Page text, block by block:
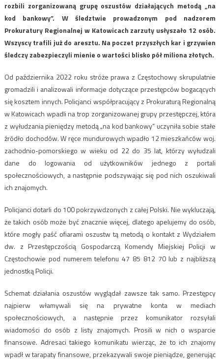
rozbili zorganizowaną grupę oszustów działających metodą „na
kod bankowy”. W śledztwie prowadzonym pod nadzorem
Prokuratury Regionalnej w Katowicach zarzuty usłyszało 12 osób.
Wszyscy trafili już do aresztu. Na poczet przyszłych kar i grzywien
śledczy zabezpieczyli mienie o wartości blisko pół miliona złotych.
Od października 2022 roku stróże prawa z Częstochowy skrupulatnie
gromadzili i analizowali informacje dotyczące przestępców bogacących
się kosztem innych. Policjanci współpracujący z Prokuraturą Regionalną
w Katowicach wpadli na trop zorganizowanej grupy przestępczej, która
z wyłudzania pieniędzy metodą „na kod bankowy” uczyniła sobie stałe
źródło dochodów. W ręce mundurowych wpadło 12 mieszkańców woj.
zachodnio-pomorskiego w wieku od 22 do 35 lat, którzy wyłudzali
dane do logowania od użytkowników jednego z portali
społecznościowych, a następnie podszywając się pod nich oszukiwali
ich znajomych.
Policjanci dotarli do 100 pokrzywdzonych z całej Polski. Nie wykluczają,
że takich osób może być znacznie więcej, dlatego apelujemy do osób,
które mogły paść ofiarami oszustw tą metodą o kontakt z Wydziałem
dw. z Przestępczością Gospodarczą Komendy Miejskiej Policji w
Częstochowie pod numerem telefonu 47 85 812 70 lub z najbliższą
jednostką Policji.
Schemat działania oszustów wyglądał zawsze tak samo. Przestępcy
najpierw włamywali się na prywatne konta w mediach
społecznościowych, a następnie przez komunikator rozsyłali
wiadomości do osób z listy znajomych. Prosili w nich o wsparcie
finansowe. Adresaci takiego komunikatu wierząc, że to ich znajomy
wpadł w tarapaty finansowe, przekazywali swoje pieniądze, generując